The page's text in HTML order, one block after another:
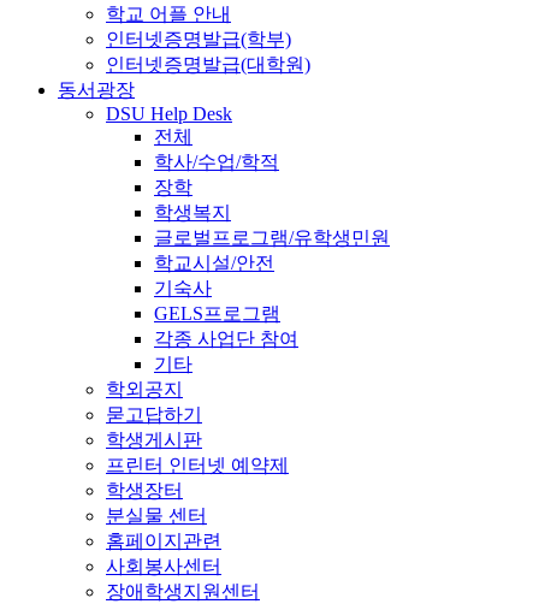
학교 어플 안내
인터넷증명발급(학부)
인터넷증명발급(대학원)
동서광장
DSU Help Desk
전체
학사/수업/학적
장학
학생복지
글로벌프로그램/유학생민원
학교시설/안전
기숙사
GELS프로그램
각종 사업단 참여
기타
학외공지
묻고답하기
학생게시판
프린터 인터넷 예약제
학생장터
분실물 센터
홈페이지관련
사회봉사센터
장애학생지원센터